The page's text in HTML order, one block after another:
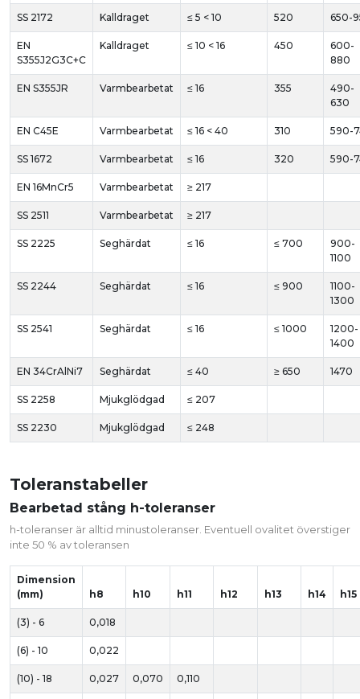
SS 2172 Kalldraget ≤ 5 < 10 520 650-
EN
S355J2G3C+C
Kalldraget ≤ 10 < 16 450
600-
880
EN S355JR Varmbearbetat ≤ 16 355
490-
630
EN C45E Varmbearbetat ≤ 16 < 40 310 590-
SS 1672 Varmbearbetat ≤ 16 320 590-
EN 16MnCr5 Varmbearbetat ≥ 217
SS 2511 Varmbearbetat ≥ 217
SS 2225 Seghärdat ≤ 16 ≤ 700
900-
1100
SS 2244 Seghärdat ≤ 16 ≤ 900
1100-
1300
SS 2541 Seghärdat ≤ 16 ≤ 1000
1200-
1400
EN 34CrAlNi7 Seghärdat ≤ 40 ≥ 650 1470
SS 2258 Mjukglödgad ≤ 207
SS 2230 Mjukglödgad ≤ 248
Toleranstabeller
Bearbetad stång h-toleranser
h-toleranser är alltid minustoleranser. Eventuell ovalitet överstiger
inte 50 % av toleransen
Dimension
(mm)
h8 h10 h11 h12 h13 h14 h15
(3) - 6 0,018
(6) - 10 0,022
(10) - 18 0,027 0,070 0,110